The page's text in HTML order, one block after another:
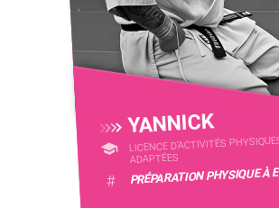
YANNICK
LICENCE D’ACTIVITÉS
ADAPTÉES
# PRÉPARATION PHYSIQUE À